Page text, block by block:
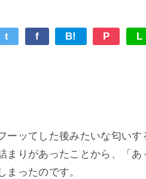
t f B! P L
ーッてした後みたいな匂い
まりがあったことから、「
まったのです。